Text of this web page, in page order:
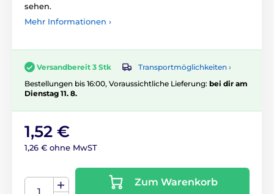
sehen.
Mehr Informationen ›
Versandbereit 3 Stk
Transportmöglichkeiten ›
Bestellungen bis 16:00, Voraussichtliche Lieferung: bei dir am
Dienstag 11. 8.
1,52 €
1,26 € ohne MwST
Zum Warenkorb